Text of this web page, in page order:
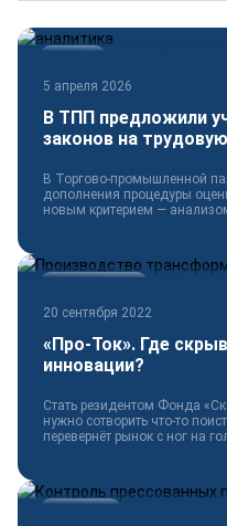
5 апреля 2026
В ТПП предложили
законов на
В Торгово-промышленной
дополнения процедуры
новым критерием —
20 сентября 2022
«Про-Ток». Где
инновации?
Стать резидентом Фонда
нужно сотворить что-то
перевернёт рынок с ног на